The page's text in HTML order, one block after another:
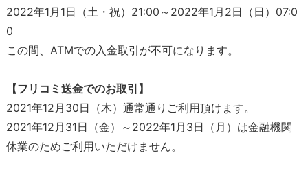
2022年1月1日（土・祝）21:00～2022年1月2日（日）07:0
0
この間、ATMでの入金取引が不可になります。
【フリコミ送金でのお取引】
2021年12月30日（木）通常通りご利用頂けます。
2021年12月31日（金）～2022年1月3日（月）は金融機関
休業のためご利用いただけません。